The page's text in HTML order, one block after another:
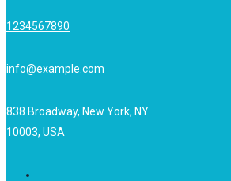
1234567890
info@example.com
838 Broadway, New York, NY
10003, USA